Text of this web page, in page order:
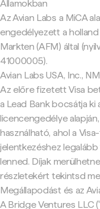
Államokban
Az Avian Labs a MiCA
engedélyezett a
Markten (AFM) által
41000005).
Avian Labs USA, Inc.,
Az előre fizetett Visa
a Lead Bank bocsátja ki
licencengedélye
használható, ahol a
jelentkezéshez legalább
lenned. Díjak
részletekért tekintsd
Megállapodást és az
A Bridge Ventures LLC